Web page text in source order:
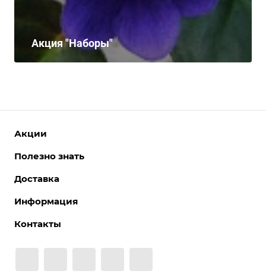
Акция "Наборы"
Акции
Полезно знать
Доставка
Информация
Контакты